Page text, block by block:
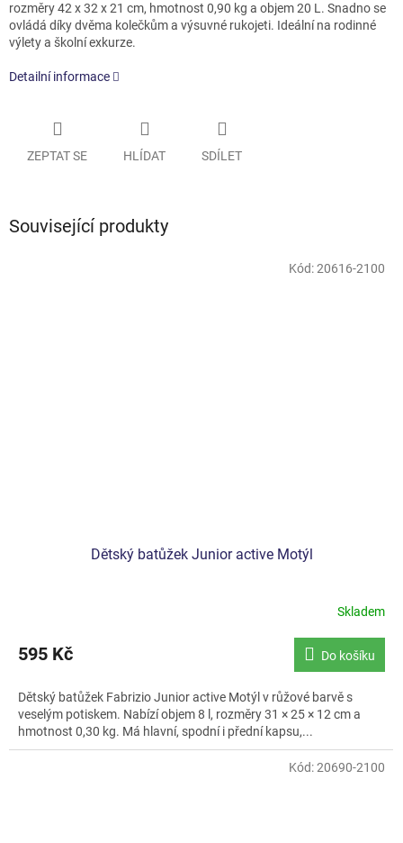
rozměry 42 x 32 x 21 cm, hmotnost 0,90 kg a objem 20 L. Snadno se
ovládá díky dvěma kolečkům a výsuvné rukojeti. Ideální na rodinné
výlety a školní exkurze.
Detailní informace
ZEPTAT SE HLÍDAT SDÍLET
Související produkty
Dětský batůžek Junior active Motýl
Skladem
595 Kč Do košíku
Dětský batůžek Fabrizio Junior active Motýl v růžové barvě s
veselým potiskem. Nabízí objem 8 l, rozměry 31 × 25 × 12 cm a
hmotnost 0,30 kg. Má hlavní, spodní i přední kapsu,...
Kód:20616-2100
Kód:20690-2100